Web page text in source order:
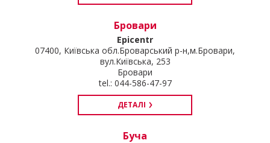
Бровари
Epicentr
07400, Київська обл.Броварський р-н,м.Бровари,
вул.Київська, 253
Бровари
tel.: 044-586-47-97
ДЕТАЛІ
Буча